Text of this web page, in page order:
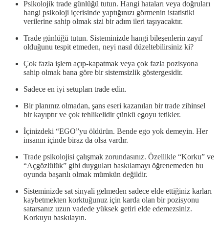
Psikolojik trade günlüğü tutun. Hangi hataları veya doğruları
hangi psikoloji içerisinde yaptığınızı görmenin istatistiki
verilerine sahip olmak sizi bir adım ileri taşıyacaktır.
Trade günlüğü tutun. Sisteminizde hangi bileşenlerin zayıf
olduğunu tespit etmeden, neyi nasıl düzeltebilirsiniz ki?
Çok fazla işlem açıp-kapatmak veya çok fazla pozisyona
sahip olmak bana göre bir sistemsizlik göstergesidir.
Sadece en iyi setupları trade edin.
Bir planınız olmadan, şans eseri kazanılan bir trade zihinsel
bir kayıptır ve çok tehlikelidir çünkü egoyu tetikler.
İçinizdeki “EGO”yu öldürün. Bende ego yok demeyin. Her
insanın içinde biraz da olsa vardır.
Trade psikolojisi çalışmak zorundasınız. Özellikle “Korku” ve
“Açgözlülük” gibi duyguları baskılamayı öğrenemeden bu
oyunda başarılı olmak mümkün değildir.
Sisteminizde sat sinyali gelmeden sadece elde ettiğiniz karları
kaybetmekten korktuğunuz için karda olan bir pozisyonu
satarsanız uzun vadede yüksek getiri elde edemezsiniz.
Korkuyu baskılayın.